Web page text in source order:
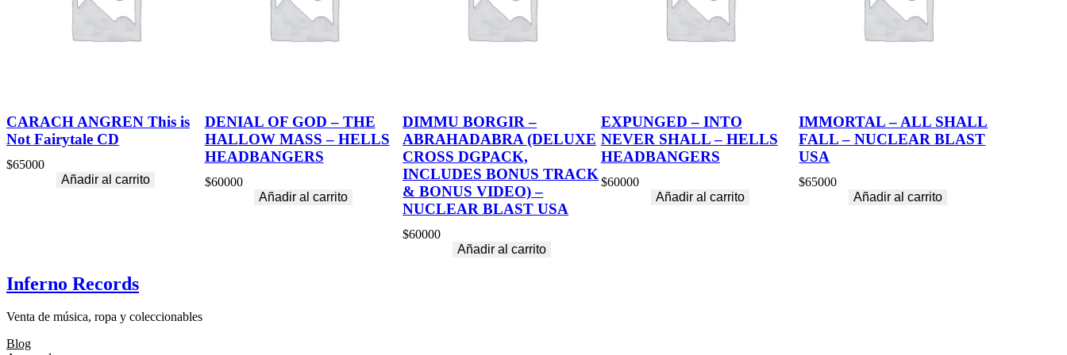
CARACH ANGREN This is
Not Fairytale CD
$65000
Añadir al carrito
DENIAL OF GOD – THE
HALLOW MASS – HELLS
HEADBANGERS
$60000
Añadir al carrito
DIMMU BORGIR –
ABRAHADABRA (DELUXE
CROSS DGPACK,
INCLUDES BONUS TRACK
& BONUS VIDEO) –
NUCLEAR BLAST USA
$60000
Añadir al carrito
EXPUNGED – INTO
NEVER SHALL – HELLS
HEADBANGERS
$60000
Añadir al carrito
IMMORTAL – ALL SHALL
FALL – NUCLEAR BLAST
USA
$65000
Añadir al carrito
Inferno Records
Venta de música, ropa y coleccionables
Blog